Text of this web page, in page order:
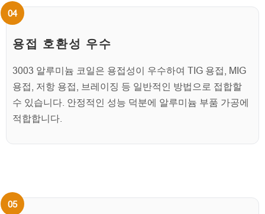
용접 호환성 우수
3003 알루미늄 코일은 용접성이 우수하여 TIG 용접, MIG
용접, 저항 용접, 브레이징 등 일반적인 방법으로 접합할
수 있습니다. 안정적인 성능 덕분에 알루미늄 부품 가공에
적합합니다.